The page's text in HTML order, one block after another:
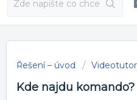
Řešení – úvod
Kde najdu komando?